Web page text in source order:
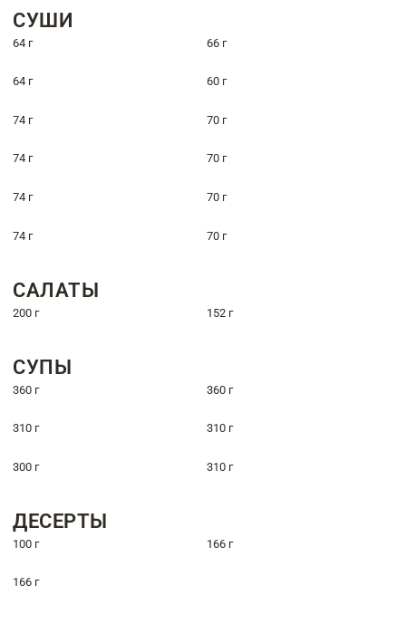
СУШИ
64 г 66 г
64 г 60 г
74 г 70 г
74 г 70 г
74 г 70 г
74 г 70 г
САЛАТЫ
200 г 152 г
СУПЫ
360 г 360 г
310 г 310 г
300 г 310 г
ДЕСЕРТЫ
100 г 166 г
166 г